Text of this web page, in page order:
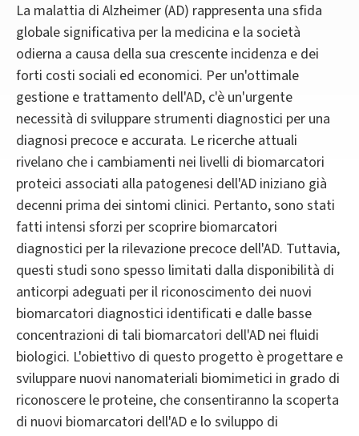
La malattia di Alzheimer (AD) rappresenta una sfida
globale significativa per la medicina e la società
odierna a causa della sua crescente incidenza e dei
forti costi sociali ed economici. Per un'ottimale
gestione e trattamento dell'AD, c'è un'urgente
necessità di sviluppare strumenti diagnostici per una
diagnosi precoce e accurata. Le ricerche attuali
rivelano che i cambiamenti nei livelli di biomarcatori
proteici associati alla patogenesi dell'AD iniziano già
decenni prima dei sintomi clinici. Pertanto, sono stati
fatti intensi sforzi per scoprire biomarcatori
diagnostici per la rilevazione precoce dell'AD. Tuttavia,
questi studi sono spesso limitati dalla disponibilità di
anticorpi adeguati per il riconoscimento dei nuovi
biomarcatori diagnostici identificati e dalle basse
concentrazioni di tali biomarcatori dell'AD nei fluidi
biologici. L'obiettivo di questo progetto è progettare e
sviluppare nuovi nanomateriali biomimetici in grado di
riconoscere le proteine, che consentiranno la scoperta
di nuovi biomarcatori dell'AD e lo sviluppo di